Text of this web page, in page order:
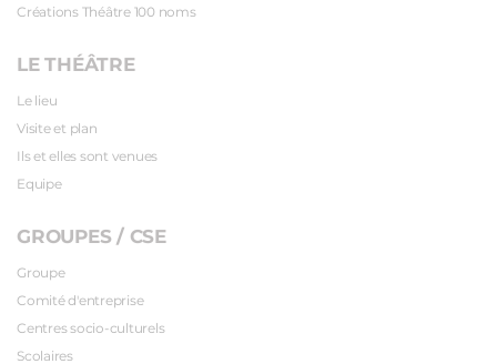
Créations Théâtre 100 noms
LE THÉÂTRE
Le lieu
Visite et plan
Ils et elles sont venues
Equipe
GROUPES / CSE
Groupe
Comité d'entreprise
Centres socio-culturels
Scolaires